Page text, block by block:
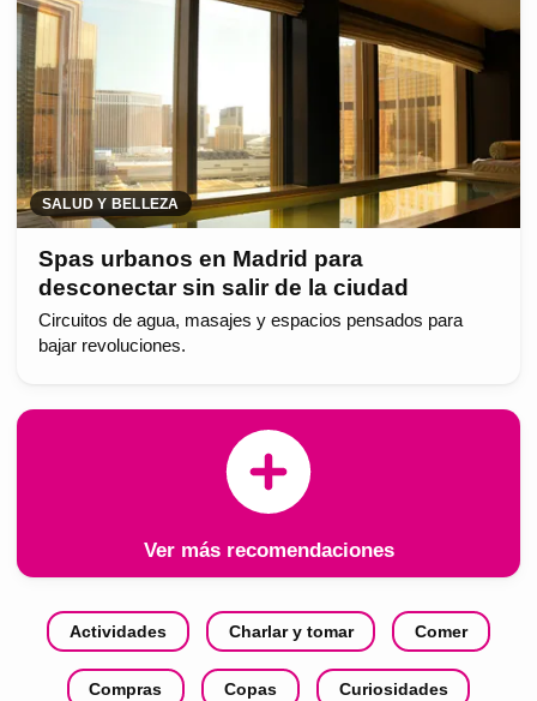
SALUD Y BELLEZA
Spas urbanos en Madrid para
desconectar sin salir de la ciudad
Circuitos de agua, masajes y espacios pensados para
bajar revoluciones.
Ver más recomendaciones
Actividades Charlar y tomar Comer
Compras Copas Curiosidades